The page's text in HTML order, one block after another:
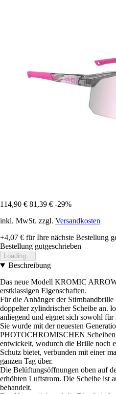
114,90 € 81,39 € -29%
inkl. MwSt. zzgl. Versandkosten
+4,07 € für Ihre nächste Bestellung
Bestellung gutgeschrieben
Loading...
Beschreibung
Das neue Modell KROMIC
erstklassigen Eigenschaften.
Für die Anhänger der
doppelter zylindrischer Scheibe an.
anliegend und eignet sich sowohl
Sie wurde mit der neuesten
PHOTOCHROMISCHEN Scheiben
entwickelt, wodurch die Brille noch
Schutz bietet, verbunden mit einer
ganzen Tag über.
Die Belüftungsöffnungen oben auf
erhöhten Luftstrom. Die Scheibe ist
behandelt.